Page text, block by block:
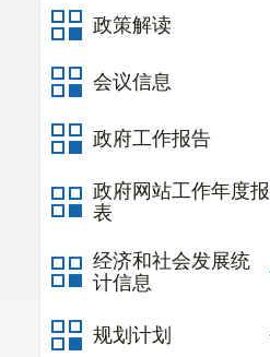
政策解读
会议信息
政府工作报告
政府网站工作年度报
表
经济和社会发展统
计信息
规划计划